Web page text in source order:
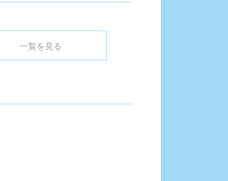
一覧を見る